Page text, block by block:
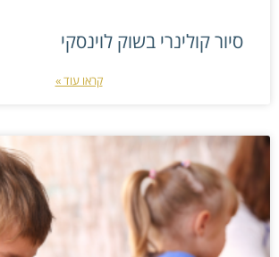
סיור קולינרי בשוק לוינסקי
קראו עוד »